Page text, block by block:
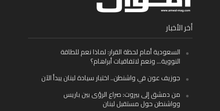
أخر الأخبار
السعودية أمام لحظة القرار: لماذا نعم للطاقة
النووية… ونعم لاتفاقيات أبراهام؟
جوزيف عون في واشنطن.. اختبار سيادة لبنان يبدأ الآن
من دمشق إلى بيروت: صراع الرؤى بين باريس
وواشنطن حول مستقبل لبنان